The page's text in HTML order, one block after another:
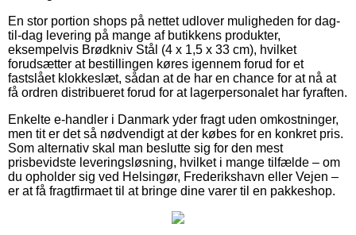
En stor portion shops på nettet udlover muligheden for dag-
til-dag levering på mange af butikkens produkter,
eksempelvis Brødkniv Stål (4 x 1,5 x 33 cm), hvilket
forudsætter at bestillingen køres igennem forud for et
fastslået klokkeslæt, sådan at de har en chance for at nå at
få ordren distribueret forud for at lagerpersonalet har fyraften.
Enkelte e-handler i Danmark yder fragt uden omkostninger,
men tit er det så nødvendigt at der købes for en konkret pris.
Som alternativ skal man beslutte sig for den mest
prisbevidste leveringsløsning, hvilket i mange tilfælde – om
du opholder sig ved Helsingør, Frederikshavn eller Vejen –
er at få fragtfirmaet til at bringe dine varer til en pakkeshop.